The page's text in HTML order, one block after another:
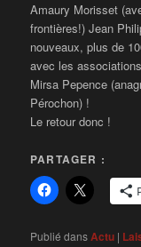
Amaury Morisset
frontières!) Jean
nouveaux, plus de
avec les
Mirsa Pepence
Pérochon) !
Le retour donc !
PARTAGER :
Publié dansActu |